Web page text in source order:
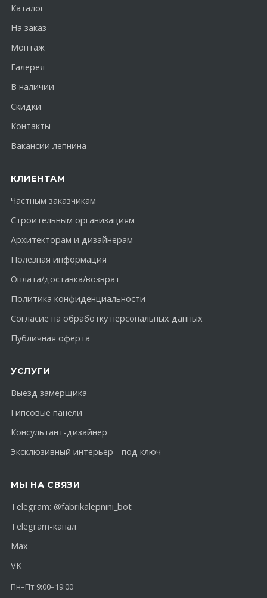
Каталог
На заказ
Монтаж
Галерея
В наличии
Скидки
Контакты
Вакансии лепнина
КЛИЕНТАМ
Частным заказчикам
Строительным организациям
Архитекторам и дизайнерам
Полезная информация
Оплата/доставка/возврат
Политика конфиденциальности
Согласие на обработку персональных данных
Публичная оферта
УСЛУГИ
Выезд замерщика
Гипсовые панели
Консультант-дизайнер
Эксклюзивный интерьер - под ключ
МЫ НА СВЯЗИ
Telegram: @fabrikalepnini_bot
Telegram-канал
Max
VK
Пн–Пт 9:00–19:00